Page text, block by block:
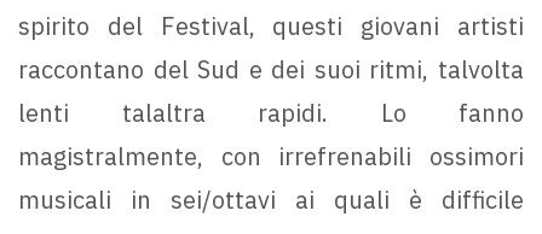
spirito del Festival, questi giovani artisti
raccontano del Sud e dei suoi ritmi, talvolta
lenti talaltra rapidi. Lo fanno
magistralmente, con irrefrenabili ossimori
musicali in sei/ottavi ai quali è difficile